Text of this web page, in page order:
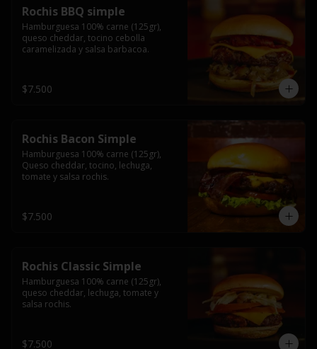
Rochis BBQ simple
Hamburguesa 100% carne (125gr),
queso cheddar, tocino cebolla
caramelizada y salsa barbacoa.
$7.500
Rochis Bacon Simple
Hamburguesa 100% carne (125gr),
Queso cheddar, tocino, lechuga,
tomate y salsa rochis.
$7.500
Rochis Classic Simple
Hamburguesa 100% carne (125gr),
queso cheddar, lechuga, tomate y
salsa rochis.
$7.500